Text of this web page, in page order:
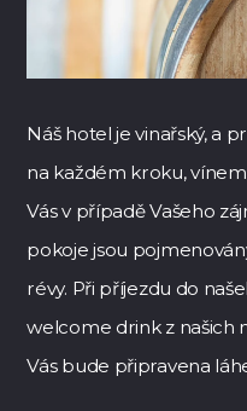
Náš hotel je vinařský, a
na každém kroku,
Vás v případě Vašeho
pokoje jsou
révy. Při příjezdu do
welcome drink z našich
Vás bude připravena